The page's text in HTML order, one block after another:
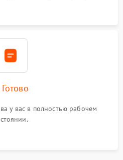
у вас в полностью рабочем